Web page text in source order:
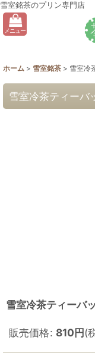
雪室銘茶のプリン専門店
メニュー
ホーム > 雪室銘茶 > 雪室冷
雪室冷茶ティーバ
雪室冷茶ティーバ
販売価格: 810円(